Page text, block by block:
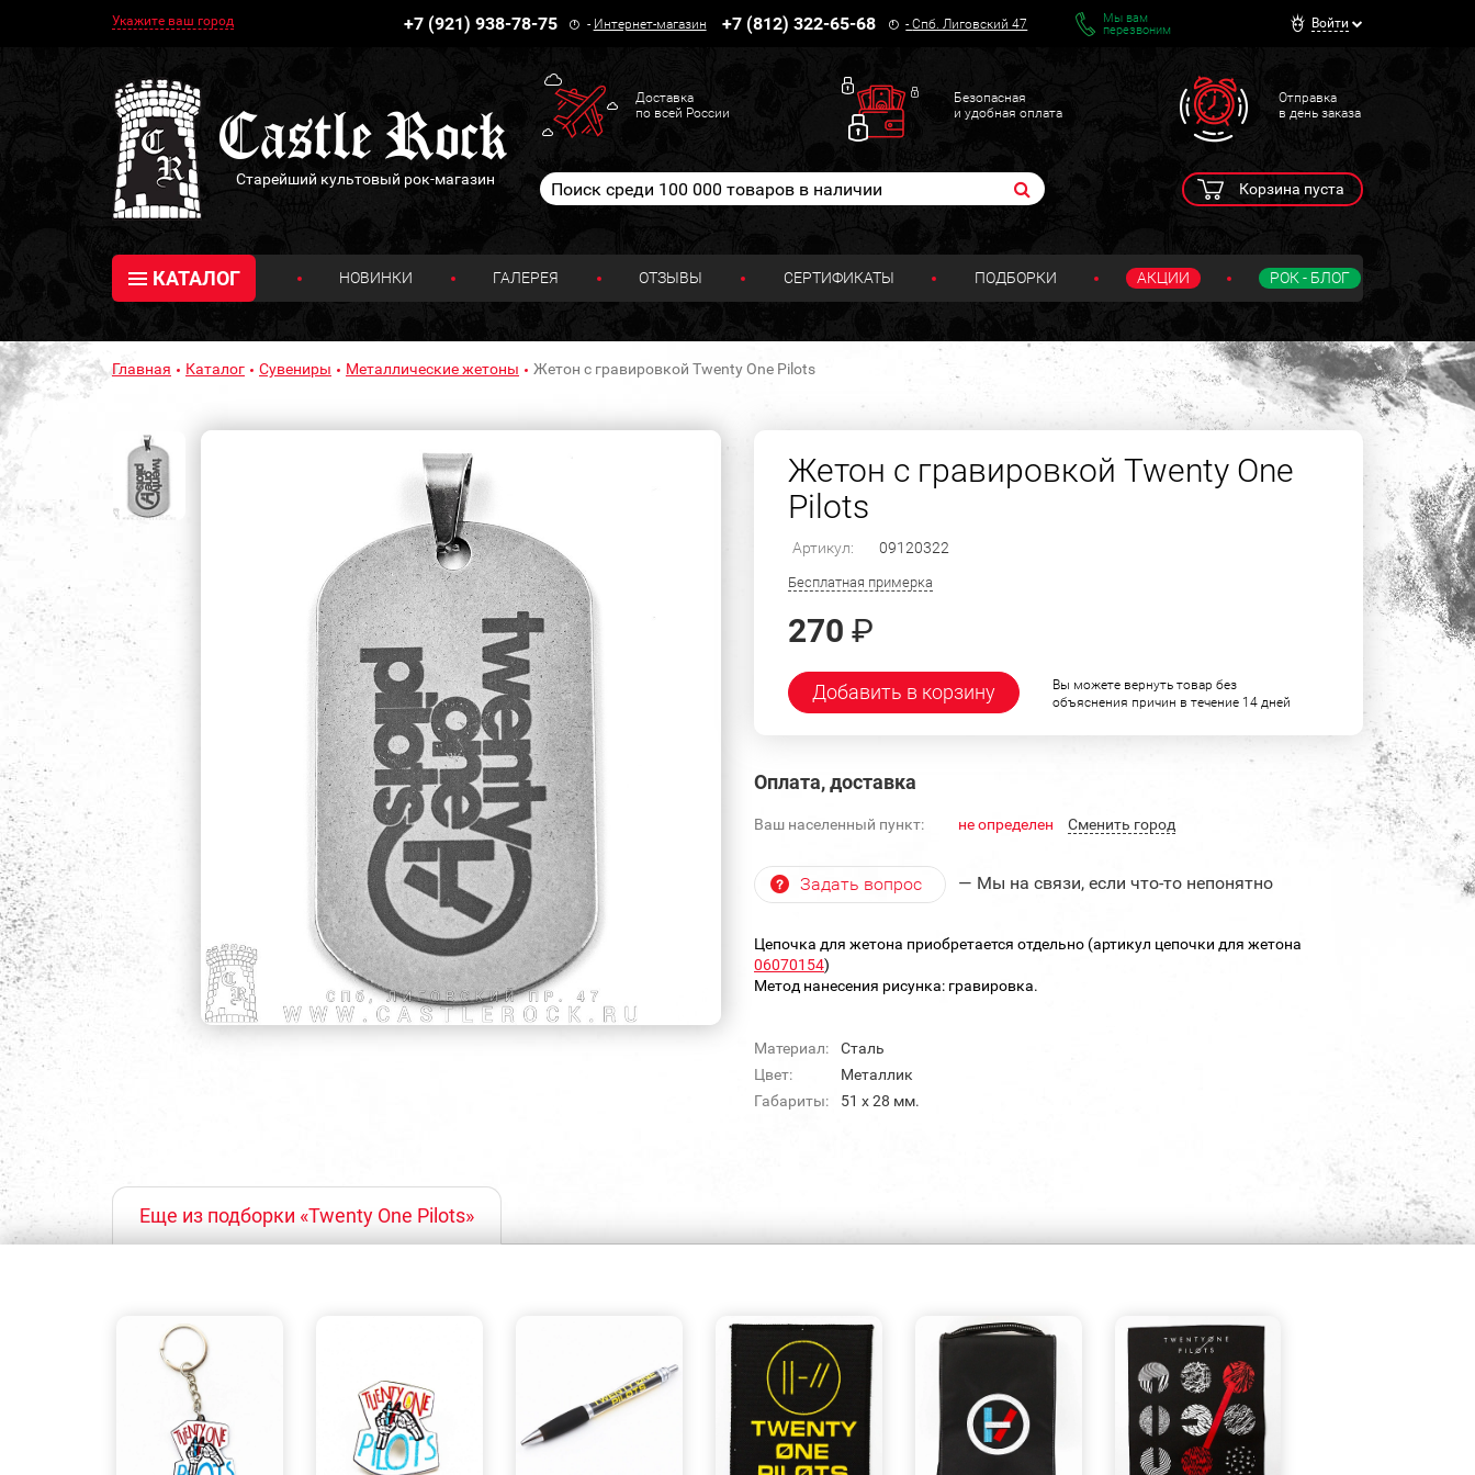
Укажите ваш город +7 (921) 938-78-75 - Интернет-магазин +7 (812) 322-65-68 -Спб. Лиговский 47
Мы вам
перезвоним
Войти
Старейший культовый рок-магазин
Доставка
по всей России
Безопасная
и удобная оплата
Отправка
в день заказа
Корзина пуста
КАТАЛОГ НОВИНКИ ГАЛЕРЕЯ ОТЗЫВЫ СЕРТИФИКАТЫ ПОДБОРКИ АКЦИИ РОК - БЛОГ
Главная Каталог Сувениры Металлические жетоны Жетон с гравировкой Twenty One Pilots
Жетон с гравировкой Twenty One
Pilots
Артикул: 09120322
Бесплатная примерка
270 ₽
Добавить в корзину
Вы можете вернуть товар без
объяснения причин в течение 14 дней
Оплата, доставка
Ваш населенный пункт: не определен Cменить город
Задать вопрос — Мы на связи, если что-то непонятно
Цепочка для жетона приобретается отдельно (артикул цепочки для жетона
06070154)
Метод нанесения рисунка: гравировка.
Материал:
Сталь
Цвет:
Металлик
Габариты:
51 х 28 мм.
Еще из подборки «Twenty One Pilots»